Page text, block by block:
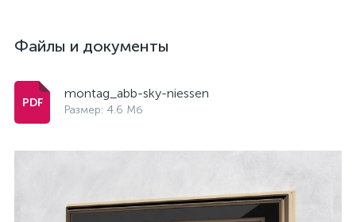
Файлы и документы
montag_abb-sky-niessen
Размер: 4.6 Мб